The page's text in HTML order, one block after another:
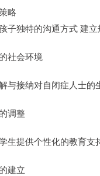
略
子独特的沟通方式 建
社会环境
与接纳对自闭症人士的
调整
生提供个性化的教育支
建立